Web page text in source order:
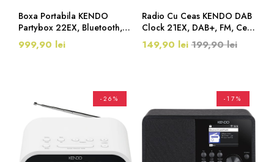
Boxa Portabila KENDO
Partybox 22EX, Bluetooth,
100 W RMS, USB, Line-In,
Radio FM PLL, Negru
999,90 lei
Radio Cu Ceas KENDO DAB
Clock 21EX, DAB+, FM, Ceas
Cu Alarmă, Statie De
Incarcare, Timer, Negru
149,90 lei 199,90 lei
-26% -17%